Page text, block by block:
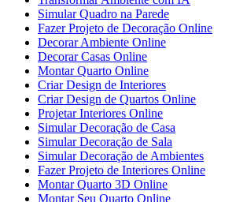
Simular Quadro na Parede
Fazer Projeto de Decoração Online
Decorar Ambiente Online
Decorar Casas Online
Montar Quarto Online
Criar Design de Interiores
Criar Design de Quartos Online
Projetar Interiores Online
Simular Decoração de Casa
Simular Decoração de Sala
Simular Decoração de Ambientes
Fazer Projeto de Interiores Online
Montar Quarto 3D Online
Montar Seu Quarto Online